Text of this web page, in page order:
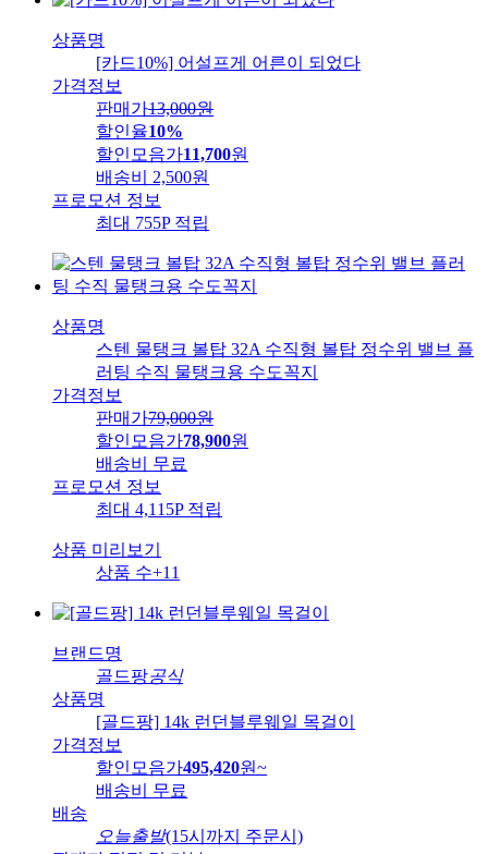
상품명
[카드10%] 어설프게 어른이 되었다
가격정보
판매가13,000원
할인율10%
할인모음가11,700원
배송비
2,500원
프로모션 정보
최대 755P 적립
상품명
스텐 물탱크 볼탑 32A 수직형 볼탑 정수위 밸브 플
러팅 수직 물탱크용 수도꼭지
가격정보
판매가79,000원
할인모음가78,900원
배송비
무료
프로모션 정보
최대 4,115P 적립
상품 미리보기
상품 수+11
브랜드명
골드팡공식
상품명
[골드팡] 14k 런던블루웨일 목걸이
가격정보
할인모음가495,420원~
배송비
무료
배송
오늘출발(15시까지 주문시)